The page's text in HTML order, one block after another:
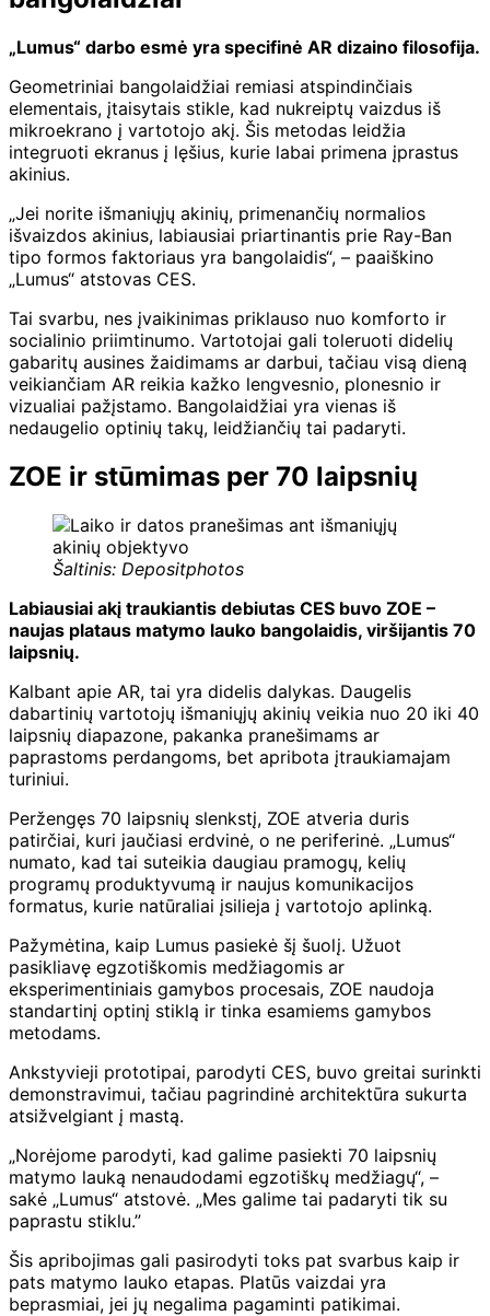
„Lumus“ darbo esmė yra specifinė AR dizaino filosofija.
Geometriniai bangolaidžiai remiasi atspindinčiais
elementais, įtaisytais stikle, kad nukreiptų vaizdus iš
mikroekrano į vartotojo akį. Šis metodas leidžia
integruoti ekranus į lęšius, kurie labai primena įprastus
akinius.
„Jei norite išmaniųjų akinių, primenančių normalios
išvaizdos akinius, labiausiai priartinantis prie Ray-Ban
tipo formos faktoriaus yra bangolaidis“, – paaiškino
„Lumus“ atstovas CES.
Tai svarbu, nes įvaikinimas priklauso nuo komforto ir
socialinio priimtinumo. Vartotojai gali toleruoti didelių
gabaritų ausines žaidimams ar darbui, tačiau visą dieną
veikiančiam AR reikia kažko lengvesnio, plonesnio ir
vizualiai pažįstamo. Bangolaidžiai yra vienas iš
nedaugelio optinių takų, leidžiančių tai padaryti.
ZOE ir stūmimas per 70 laipsnių
Šaltinis: Depositphotos
Labiausiai akį traukiantis debiutas CES buvo ZOE –
naujas plataus matymo lauko bangolaidis, viršijantis 70
laipsnių.
Kalbant apie AR, tai yra didelis dalykas. Daugelis
dabartinių vartotojų išmaniųjų akinių veikia nuo 20 iki 40
laipsnių diapazone, pakanka pranešimams ar
paprastoms perdangoms, bet apribota įtraukiamajam
turiniui.
Peržengęs 70 laipsnių slenkstį, ZOE atveria duris
patirčiai, kuri jaučiasi erdvinė, o ne periferinė. „Lumus“
numato, kad tai suteikia daugiau pramogų, kelių
programų produktyvumą ir naujus komunikacijos
formatus, kurie natūraliai įsilieja į vartotojo aplinką.
Pažymėtina, kaip Lumus pasiekė šį šuolį. Užuot
pasikliavę egzotiškomis medžiagomis ar
eksperimentiniais gamybos procesais, ZOE naudoja
standartinį optinį stiklą ir tinka esamiems gamybos
metodams.
Ankstyvieji prototipai, parodyti CES, buvo greitai surinkti
demonstravimui, tačiau pagrindinė architektūra sukurta
atsižvelgiant į mastą.
„Norėjome parodyti, kad galime pasiekti 70 laipsnių
matymo lauką nenaudodami egzotiškų medžiagų“, –
sakė „Lumus“ atstovė. „Mes galime tai padaryti tik su
paprastu stiklu.”
Šis apribojimas gali pasirodyti toks pat svarbus kaip ir
pats matymo lauko etapas. Platūs vaizdai yra
beprasmiai, jei jų negalima pagaminti patikimai.